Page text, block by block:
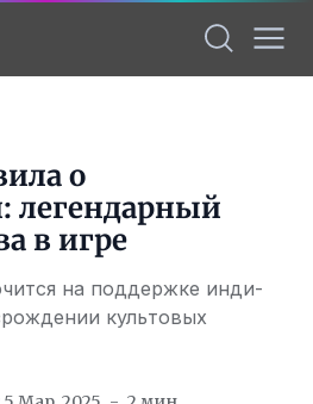
о
легендарный
в игре
на поддержке инди-
культовых